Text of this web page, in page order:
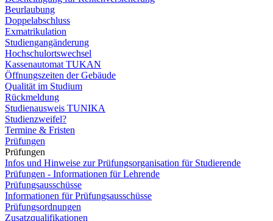
Beurlaubung
Doppelabschluss
Exmatrikulation
Studiengangänderung
Hochschulortswechsel
Kassenautomat TUKAN
Öffnungszeiten der Gebäude
Qualität im Studium
Rückmeldung
Studienausweis TUNIKA
Studienzweifel?
Termine & Fristen
Prüfungen
Prüfungen
Infos und Hinweise zur Prüfungsorganisation für Studierende
Prüfungen - Informationen für Lehrende
Prüfungsausschüsse
Informationen für Prüfungsausschüsse
Prüfungsordnungen
Zusatzqualifikationen